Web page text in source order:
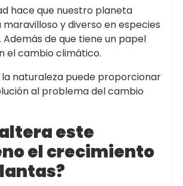
hace que nuestro planeta
maravilloso y diverso en especies
Además de que tiene un papel
el cambio climático.
la naturaleza puede proporcionar
al problema del cambio
este
el crecimiento